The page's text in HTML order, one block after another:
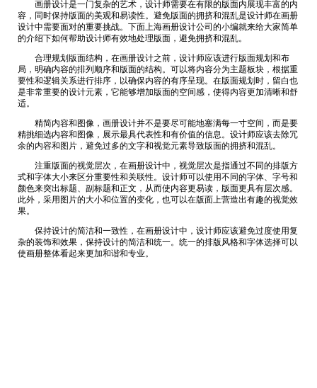
画册设计是一门复杂的艺术，设计师需要在有限的版面内展现丰富的内
容，同时保持版面的美观和易读性。避免版面的拥挤和混乱是设计师在画册
设计中需要面对的重要挑战。下面上海画册设计公司 的小编就来给大家简单
的介绍下如何帮助设计师有效地处理版面，避免拥挤和混乱。
合理规划版面结构，在画册设计之前，设计师应该进行版面规划和布
局，明确内容的排列顺序和版面的结构。可以将内容分为主题板块，根据重
要性和逻辑关系进行排序，以确保内容的有序呈现。在版面规划时，留白也
是非常重要的设计元素，它能够增加版面的空间感，使得内容更加清晰和舒
适。
精简内容和图像，画册设计并不是要尽可能地塞满每一寸空间，而是要
精挑细选内容和图像，展示最具代表性和有价值的信息。设计师应该去除冗
余的内容和图片，避免过多的文字和视觉元素导致版面的拥挤和混乱。
注重版面的视觉层次，在画册设计中，视觉层次是指通过不同的排版方
式和字体大小来区分重要性和关联性。设计师可以使用不同的字体、字号和
颜色来突出标题、副标题和正文，从而使内容更易读，版面更具有层次感。
此外，采用图片的大小和位置的变化，也可以在版面上营造出有趣的视觉效
果。
保持设计的简洁和一致性，在画册设计中，设计师应该避免过度使用复
杂的装饰和效果，保持设计的简洁和统一。统一的排版风格和字体选择可以
使画册整体看起来更加和谐和专业。